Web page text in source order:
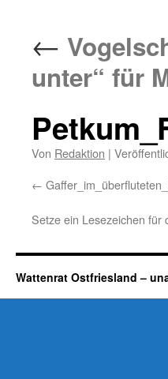
←
unter“ für
Von Redaktion |
Setze ein Lesezeichen für
Wattenrat Ostfriesland –